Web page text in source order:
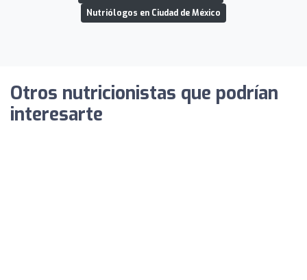
Nutriólogos en Ciudad de México
Otros nutricionistas que podrían
interesarte